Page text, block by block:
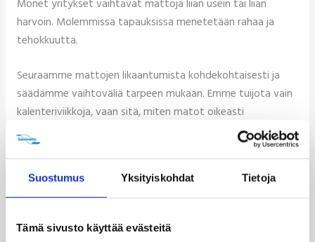
Suostumus Yksityiskohdat Tietoja
Tämä sivusto käyttää evästeitä
Monet yritykset vaihtavat mattoja liian usein tai liian
harvoin. Molemmissa tapauksissa menetetään rahaa ja
tehokkuutta.
Seuraamme mattojen likaantumista kohdekohtaisesti ja
säädämme vaihtoväliä tarpeen mukaan. Emme tuijota vain
kalenteriviikkoja, vaan sitä, miten matot oikeasti
likaantuvat.
Ei turhia vaihtoja, kun matot ovat vielä siistejä
Ei likaisia mattoja, jotka heikentävät yrityksen